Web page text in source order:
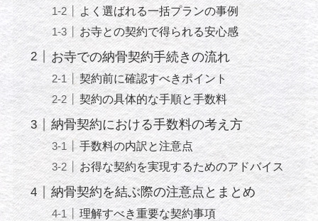
よく選ばれる一括プランの事例
お寺との契約で得られる安心感
お寺での納骨契約手続きの流れ
契約前に確認すべきポイント
契約の具体的な手順と手数料
納骨契約における手数料の考え方
手数料の内訳と注意点
お得な契約を実現するためのアドバイス
納骨契約を結ぶ際の注意点とまとめ
理解すべき重要な契約事項